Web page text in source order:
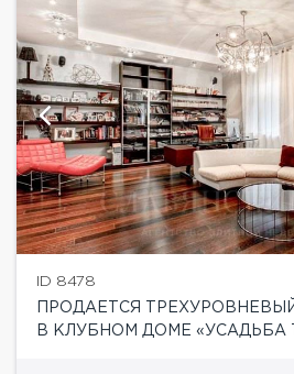
ID 8478
ПРОДАЕТСЯ
В КЛУБНОМ ДОМЕ «УСАДЬБА